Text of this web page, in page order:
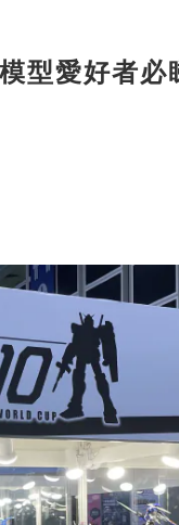
型愛好者